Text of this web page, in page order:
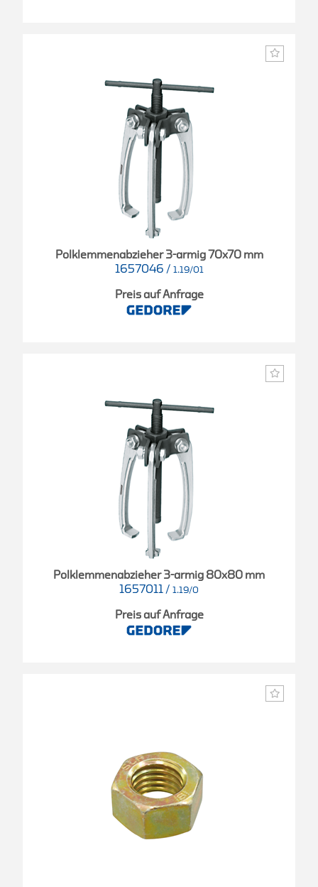
Polklemmenabzieher 3-armig 70x70 mm
1657046 / 1.19/01
Preis auf Anfrage
Polklemmenabzieher 3-armig 80x80 mm
1657011 / 1.19/0
Preis auf Anfrage